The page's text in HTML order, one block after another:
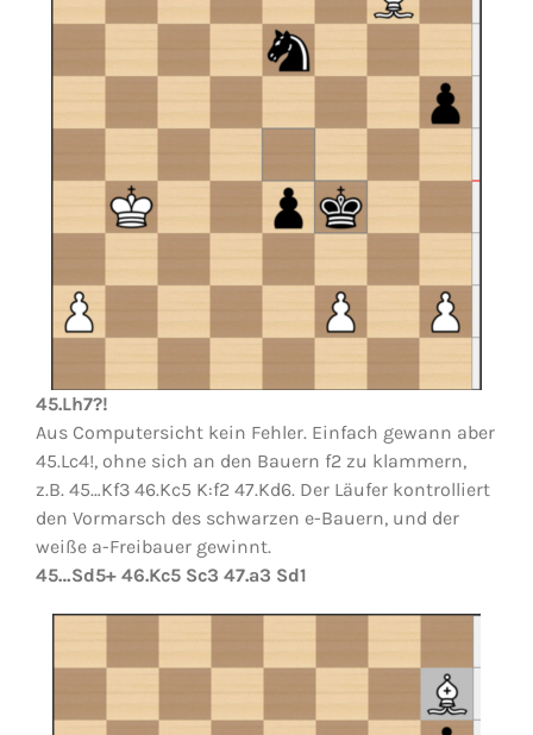
45.Lh7?!
Aus Computersicht kein Fehler. Einfach gewann aber
45.Lc4!, ohne sich an den Bauern f2 zu klammern,
z.B. 45…Kf3 46.Kc5 K:f2 47.Kd6. Der Läufer kontrolliert
den Vormarsch des schwarzen e-Bauern, und der
weiße a-Freibauer gewinnt.
45…Sd5+ 46.Kc5 Sc3 47.a3 Sd1